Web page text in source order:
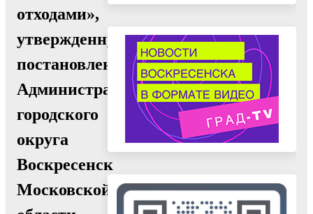
отходами»,
утвержденную
постановлением
Администрации
городского
округа
Воскресенск
Московской